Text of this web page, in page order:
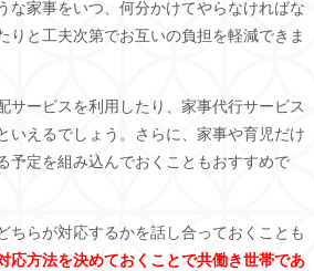
な家事をいつ、何分かけてやらなければな
りと工夫次第でお互いの負担を軽減できま
サービスを利用したり、家事代行サービス
いえるでしょう。さらに、家事や育児だけ
予定を組み込んでおくこともおすすめで
ちらが対応するかを話し合っておくことも
応方法を決めておくことで共働き世帯であ